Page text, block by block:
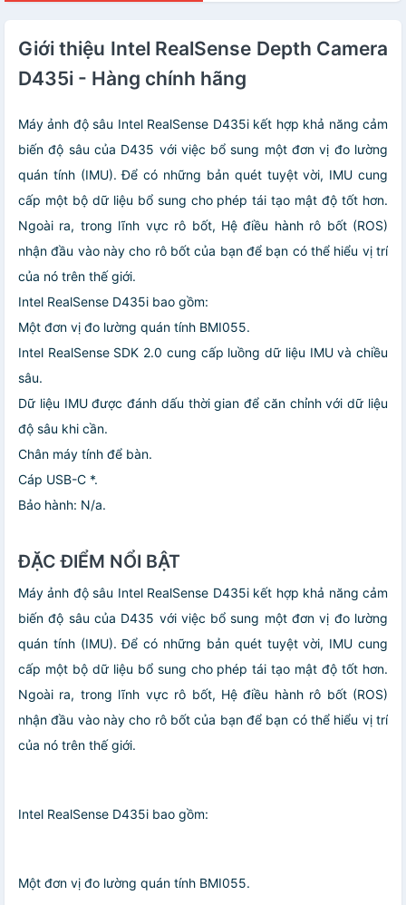
Giới thiệu Intel RealSense Depth Camera
D435i - Hàng chính hãng
Máy ảnh độ sâu Intel RealSense D435i kết hợp khả năng cảm
biến độ sâu của D435 với việc bổ sung một đơn vị đo lường
quán tính (IMU). Để có những bản quét tuyệt vời, IMU cung
cấp một bộ dữ liệu bổ sung cho phép tái tạo mật độ tốt hơn.
Ngoài ra, trong lĩnh vực rô bốt, Hệ điều hành rô bốt (ROS)
nhận đầu vào này cho rô bốt của bạn để bạn có thể hiểu vị trí
của nó trên thế giới.
Intel RealSense D435i bao gồm:
Một đơn vị đo lường quán tính BMI055.
Intel RealSense SDK 2.0 cung cấp luồng dữ liệu IMU và chiều
sâu.
Dữ liệu IMU được đánh dấu thời gian để căn chỉnh với dữ liệu
độ sâu khi cần.
Chân máy tính để bàn.
Cáp USB-C *.
Bảo hành: N/a.
ĐẶC ĐIỂM NỔI BẬT
Máy ảnh độ sâu Intel RealSense D435i kết hợp khả năng cảm
biến độ sâu của D435 với việc bổ sung một đơn vị đo lường
quán tính (IMU). Để có những bản quét tuyệt vời, IMU cung
cấp một bộ dữ liệu bổ sung cho phép tái tạo mật độ tốt hơn.
Ngoài ra, trong lĩnh vực rô bốt, Hệ điều hành rô bốt (ROS)
nhận đầu vào này cho rô bốt của bạn để bạn có thể hiểu vị trí
của nó trên thế giới.
Intel RealSense D435i bao gồm:
Một đơn vị đo lường quán tính BMI055.